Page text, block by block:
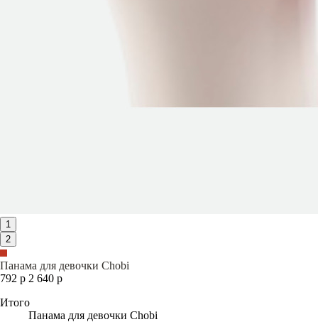
1
2
Панама для девочки Chobi
792 р 2 640 р
Итого
Панама для девочки Chobi